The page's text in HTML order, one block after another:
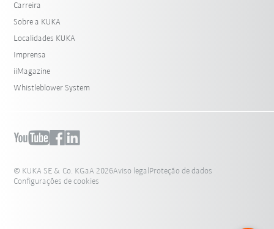
Carreira
Sobre a KUKA
Localidades KUKA
Imprensa
iiMagazine
Whistleblower System
© KUKA SE & Co. KGaA 2026Aviso legal Proteção de dados
Configurações de cookies